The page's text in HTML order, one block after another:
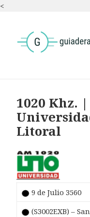
<
1020 Khz.
Litoral
9 de Julio 3560
(S3002EXB) –